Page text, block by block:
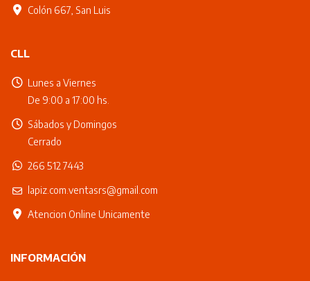
Colón 667, San Luis
CLL
Lunes a Viernes
De 9:00 a 17:00 hs.
Sábados y Domingos
Cerrado
266 512 7443
lapiz.com.ventasrs@gmail.com
Atencion Online Unicamente
INFORMACIÓN